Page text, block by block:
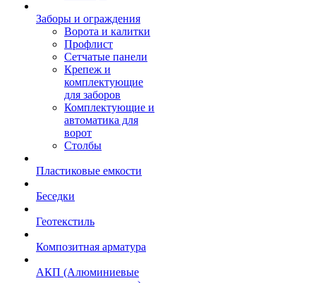
Заборы и ограждения
Ворота и калитки
Профлист
Сетчатые панели
Крепеж и
комплектующие
для заборов
Комплектующие и
автоматика для
ворот
Столбы
Пластиковые емкости
Беседки
Геотекстиль
Композитная арматура
АКП (Алюминиевые